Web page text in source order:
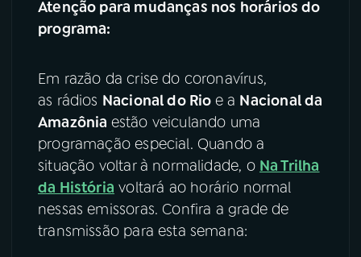
Atenção para mudanças nos horários do
programa:
Em razão da crise do coronavírus,
as rádios Nacional do Rio e a Nacional da
Amazônia estão veiculando uma
programação especial. Quando a
situação voltar à normalidade, o Na Trilha
da História voltará ao horário normal
nessas emissoras. Confira a grade de
transmissão para esta semana: